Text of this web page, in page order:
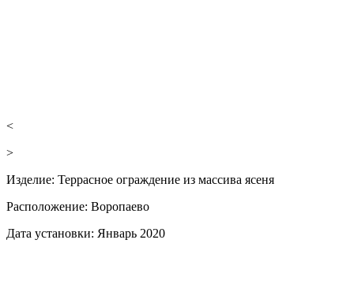
<
>
Изделие: Террасное ограждение из массива ясеня
Расположение: Воропаево
Дата установки: Январь 2020